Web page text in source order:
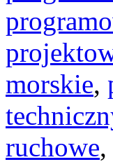
morskie,
ruchowe,